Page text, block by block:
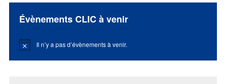
Évènements CLIC à venir
Notice Il n’y a pas d’évènements à venir.